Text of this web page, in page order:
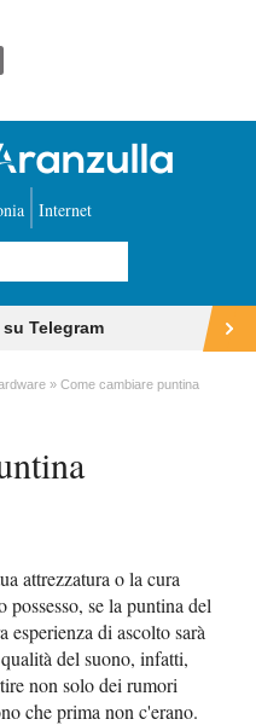
Internet
Telegram
Come cambiare puntina
attrezzatura o la cura
se la puntina del
esperienza di ascolto sarà
del suono, infatti,
non solo dei rumori
che prima non c'erano.